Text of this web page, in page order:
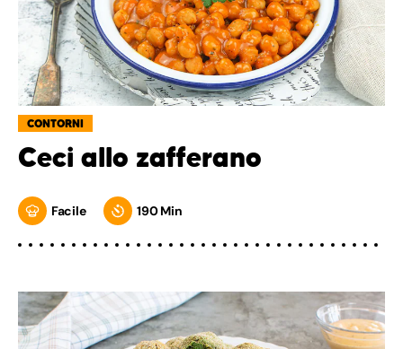
CONTORNI
Ceci allo zafferano
Facile 190 Min